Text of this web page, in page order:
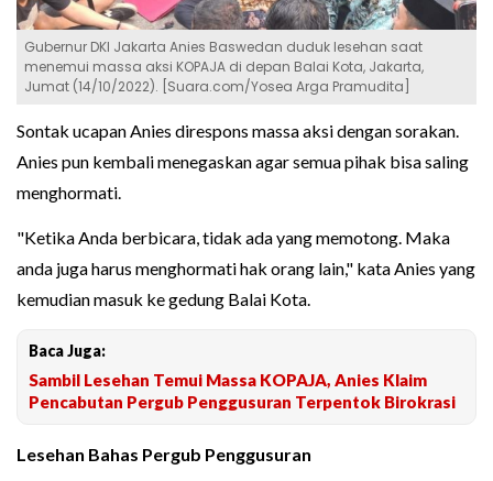
Gubernur DKI Jakarta Anies Baswedan duduk lesehan saat
menemui massa aksi KOPAJA di depan Balai Kota, Jakarta,
Jumat (14/10/2022). [Suara.com/Yosea Arga Pramudita]
Sontak ucapan Anies direspons massa aksi dengan sorakan.
Anies pun kembali menegaskan agar semua pihak bisa saling
menghormati.
"Ketika Anda berbicara, tidak ada yang memotong. Maka
anda juga harus menghormati hak orang lain," kata Anies yang
kemudian masuk ke gedung Balai Kota.
Baca Juga:
Sambil Lesehan Temui Massa KOPAJA, Anies Klaim
Pencabutan Pergub Penggusuran Terpentok Birokrasi
Lesehan Bahas Pergub Penggusuran